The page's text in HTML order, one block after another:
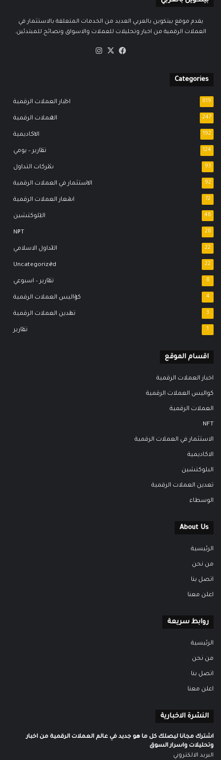
يقدم موقع بيتكوين بالعربي العديد من الخدمات المتعلقة بالاستثمار في
العملات الرقمية من اخبار وتحليلات للعملات والاسواق ونصائح للمبتدئين.
فيسبوك
‫X
Categories
اخبار العملات الرقمية 819
العملات الرقمية 247
الاكاديمية 192
تقارير – يومي 124
شركات التداول 93
الاستثمار في العملات الرقمية 92
اسعار العملات الرقمية 72
البلوكتشين 46
NFT 28
التداول الاسلامي 22
Uncategorized 22
تقارير – اسبوعي 8
كواليس العملات الرقمية 4
تعدين العملات الرقمية 3
تقارير 1
اقسام الموقع
اخبار العملات الرقمية
كواليس العملات الرقمية
العملات الرقمية
NFT
الاستثمار في العملات الرقمية
الاكاديمية
البلوكتشين
تعدين العملات الرقمية
الوسطاء
About Us
الرئيسية
من نحن
اتصل بنا
اعلن معنا
روابط سريعة
الرئيسية
من نحن
اتصل بنا
اعلن معنا
النشرة الاخبارية
اشترك مجانا ليصلك كل ما هو جديد في عالم العملات الرقمية من اخبار
وتحليلات واسرار السوق
البريد الالكتروني